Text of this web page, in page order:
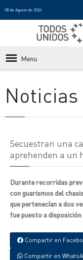
08 de Agosto de 2026
Menu
Noticias
Secuestran una
aprehenden a un
Durante recorridas
con guarismos del
que pertenecían a dos
fue puesto a
Compartir en
Compartir en